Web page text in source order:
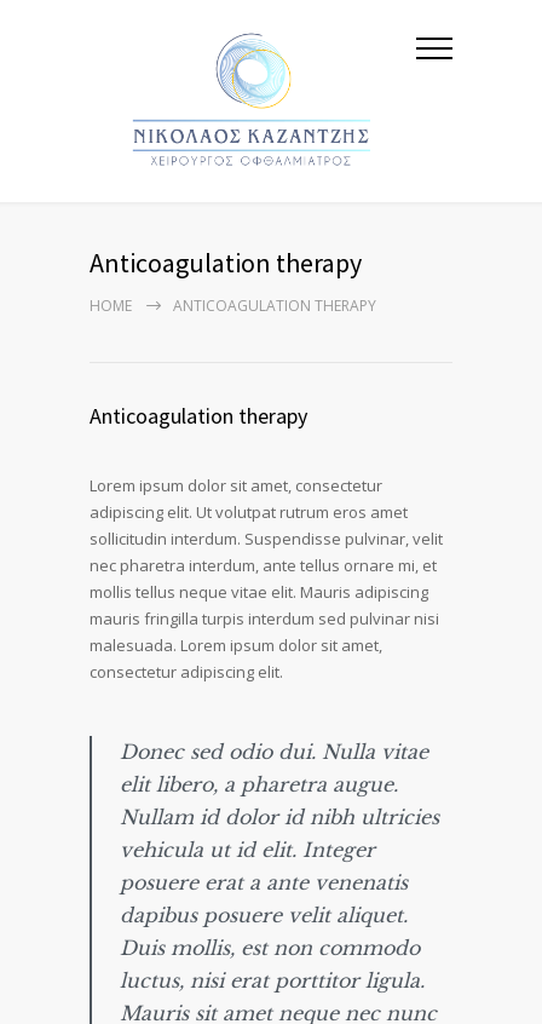
Anticoagulation therapy
HOME ANTICOAGULATION THERAPY
Anticoagulation therapy
Lorem ipsum dolor sit amet, consectetur
adipiscing elit. Ut volutpat rutrum eros amet
sollicitudin interdum. Suspendisse pulvinar, velit
nec pharetra interdum, ante tellus ornare mi, et
mollis tellus neque vitae elit. Mauris adipiscing
mauris fringilla turpis interdum sed pulvinar nisi
malesuada. Lorem ipsum dolor sit amet,
consectetur adipiscing elit.
Donec sed odio dui. Nulla vitae
elit libero, a pharetra augue.
Nullam id dolor id nibh ultricies
vehicula ut id elit. Integer
posuere erat a ante venenatis
dapibus posuere velit aliquet.
Duis mollis, est non commodo
luctus, nisi erat porttitor ligula.
Mauris sit amet neque nec nunc